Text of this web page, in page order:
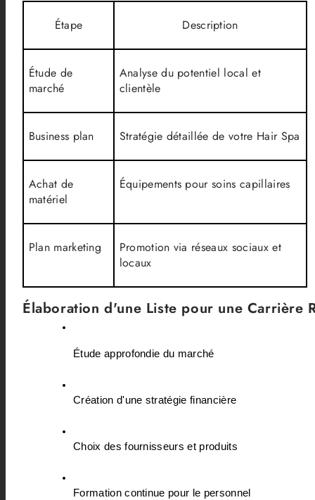
Étape Description
Étude de
marché
Analyse du potentiel local et
clientèle
Business plan Stratégie détaillée de votre Hair Spa
Achat de
matériel
Équipements pour soins capillaires
Plan marketing
Promotion via réseaux sociaux et
locaux
Élaboration d'une Liste pour une Carrière
Étude approfondie du marché
Création d'une stratégie financière
Choix des fournisseurs et produits
Formation continue pour le personnel